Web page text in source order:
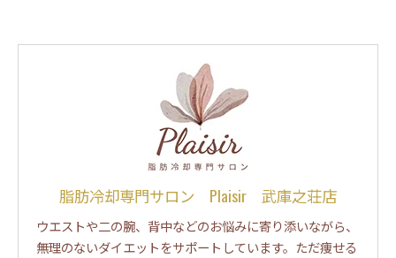
脂肪冷却専門サロン Plaisir 武庫之荘店
ウエストや二の腕、背中などのお悩みに寄り添いながら、
無理のないダイエットをサポートしています。ただ痩せる